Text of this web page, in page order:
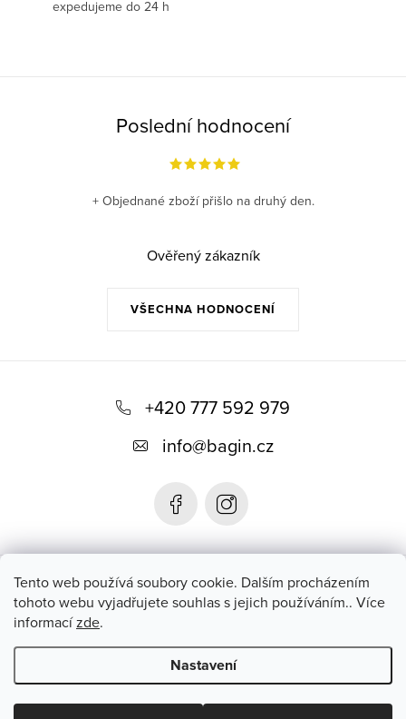
Tento web používá soubory cookie. Dalším procházením
tohoto webu vyjadřujete souhlas s jejich používáním.. Více
informacízde.
Nastavení
expedujeme do 24 h
Poslední hodnocení
VŠECHNA HODNOCENÍ
+ Objednané zboží přišlo na druhý den.
Ověřený zákazník
+420 777 592 979
info@bagin.cz
Bagin.cz
Instagram
Copyright 2026Bagin.cz. Všechna práva vyhrazena.Upravit
nastavení cookies